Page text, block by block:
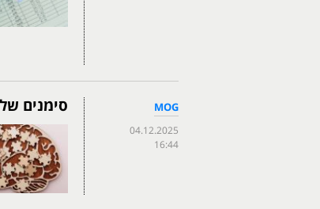
MOG
04.12.2025
16:44
סימנים